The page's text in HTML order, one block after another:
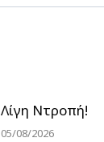
Λίγη Ντροπή!
05/08/2026